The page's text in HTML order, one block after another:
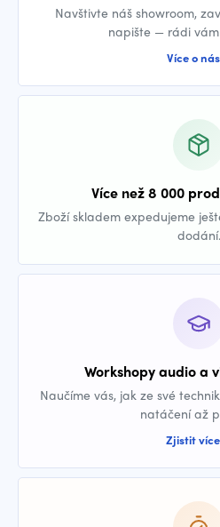
Navštivte náš showroom,
napište — rádi
Více o nás
Více než 8 000
Zboží skladem expedujeme
dodání.
Workshopy audio a
Naučíme vás, jak ze své
natáčení až
Zjistit více